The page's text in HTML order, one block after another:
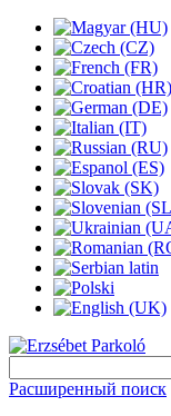
Расширенный поиск